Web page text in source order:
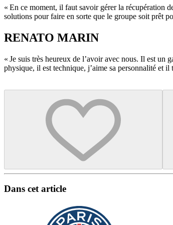
« En ce moment, il faut savoir gérer la récupération
solutions pour faire en sorte que le groupe soit prêt
RENATO MARIN
« Je suis très heureux de l’avoir avec nous. Il est un
physique, il est technique, j’aime sa personnalité et il
Dans cet article